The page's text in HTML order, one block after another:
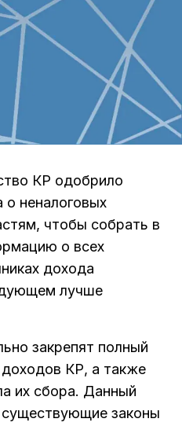
КР одобрило
о неналоговых
чтобы собрать в
о всех
дохода
лучше
закрепят полный
доходов КР, а также
их сбора. Данный
законы